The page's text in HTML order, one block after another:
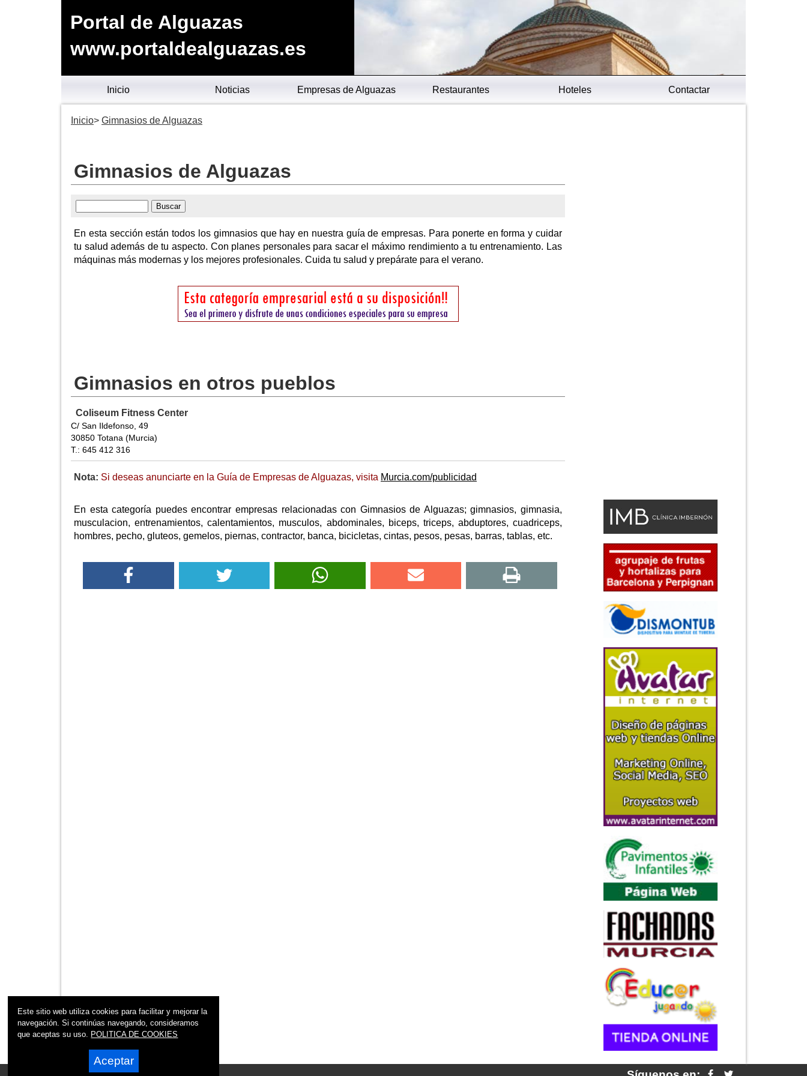
Portal de Alguazas
www.portaldealguazas.es
Inicio Noticias Empresas de Alguazas Restaurantes Hoteles Contactar
Inicio Gimnasios de Alguazas
Gimnasios de Alguazas
En esta sección están todos los gimnasios que hay en nuestra guía de empresas. Para ponerte en forma y cuidar
tu salud además de tu aspecto. Con planes personales para sacar el máximo rendimiento a tu entrenamiento. Las
máquinas más modernas y los mejores profesionales. Cuida tu salud y prepárate para el verano.
Gimnasios en otros pueblos
Coliseum Fitness Center
C/ San Ildefonso, 49
30850 Totana (Murcia)
T.: 645 412 316
Nota: Si deseas anunciarte en la Guía de Empresas de Alguazas, visita Murcia.com/publicidad
En esta categoría puedes encontrar empresas relacionadas con Gimnasios de Alguazas; gimnasios, gimnasia,
musculacion, entrenamientos, calentamientos, musculos, abdominales, biceps, triceps, abduptores, cuadriceps,
hombres, pecho, gluteos, gemelos, piernas, contractor, banca, bicicletas, cintas, pesos, pesas, barras, tablas, etc.
Este sitio web utiliza cookies para facilitar y mejorar la
navegación. Si continúas navegando, consideramos
que aceptas su uso. POLITICA DE COOKIES
Aceptar